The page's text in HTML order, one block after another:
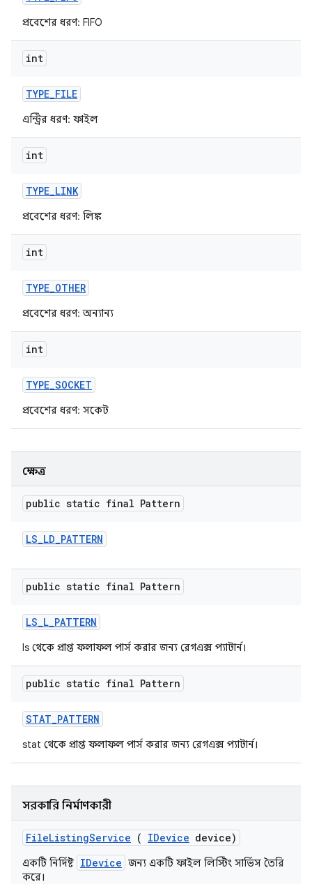
প্রবেশের ধরণ: FIFO
int
TYPE_FILE
এন্ট্রির ধরণ: ফাইল
int
TYPE_LINK
প্রবেশের ধরণ: লিঙ্ক
int
TYPE_OTHER
প্রবেশের ধরণ: অন্যান্য
int
TYPE_SOCKET
প্রবেশের ধরণ: সকেট
ক্ষেত্র
public static final Pattern
LS_LD_PATTERN
public static final Pattern
LS_L_PATTERN
ls থেকে প্রাপ্ত ফলাফল পার্স করার জন্য রেগএক্স প্যাটার্ন।
public static final Pattern
STAT_PATTERN
stat থেকে প্রাপ্ত ফলাফল পার্স করার জন্য রেগএক্স প্যাটার্ন।
সরকারি নির্মাণকারী
FileListingService ( IDevice device)
একটি নির্দিষ্ট IDevice জন্য একটি ফাইল লিস্টিং সার্ভিস তৈরি
করে।